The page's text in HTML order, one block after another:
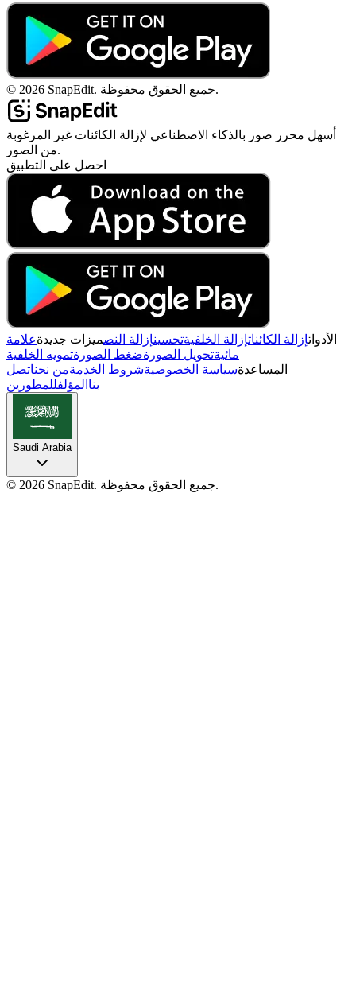
© 2026 SnapEdit. جميع الحقوق محفوظة.
أسهل محرر صور بالذكاء الاصطناعي لإزالة الكائنات غير المرغوبة
من الصور.
احصل على التطبيق
الأدواتإزالة الكائناتإزالة الخلفيةتحسينإزالة النصميزات جديدةعلامة
مائيةتحويل الصورةضغط الصورةتمويه الخلفية
المساعدةسياسة الخصوصيةشروط الخدمةمن نحناتصل
بنا المؤلفللمطورين
Saudi Arabia
© 2026 SnapEdit. جميع الحقوق محفوظة.